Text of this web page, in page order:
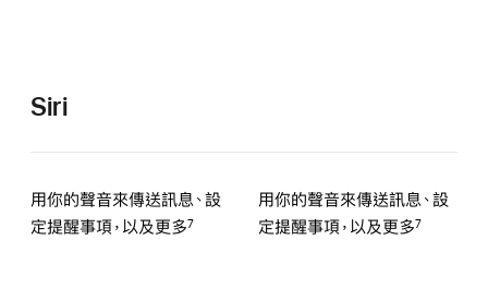
Siri
用你的聲音來傳送訊息、設
定提醒事項，以及更多7
用你的聲音來傳送訊息、設
定提醒事項，以及更多7